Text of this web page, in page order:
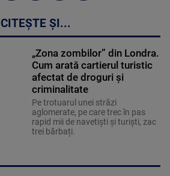
CITEȘTE ȘI...
„Zona zombilor” din Londra.
Cum arată cartierul turistic
afectat de droguri și
criminalitate
Pe trotuarul unei străzi
aglomerate, pe care trec în pas
rapid mii de navetiști și turiști, zac
trei bărbați.